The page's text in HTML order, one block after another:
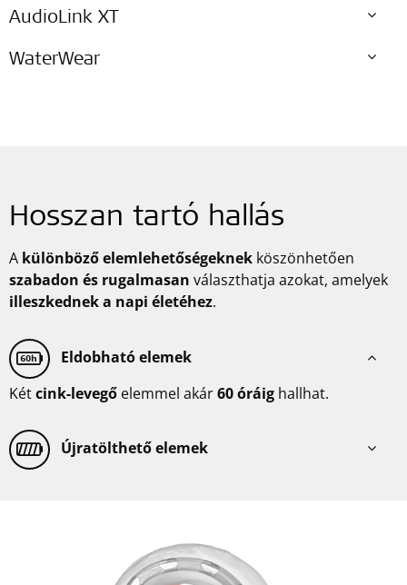
AudioLink XT
WaterWear
Hosszan tartó hallás
A különböző elemlehetőségeknek köszönhetően
szabadon és rugalmasan választhatja azokat, amelyek
illeszkednek a napi életéhez.
Eldobható elemek
Kétcink-levegő elemmel akár60 óráig hallhat.
Újratölthető elemek